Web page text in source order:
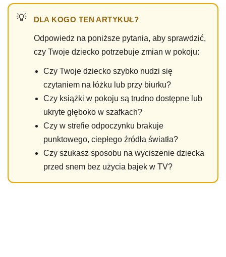
DLA KOGO TEN ARTYKUŁ?
Odpowiedz na poniższe pytania, aby sprawdzić,
czy Twoje dziecko potrzebuje zmian w pokoju:
Czy Twoje dziecko szybko nudzi się
czytaniem na łóżku lub przy biurku?
Czy książki w pokoju są trudno dostępne lub
ukryte głęboko w szafkach?
Czy w strefie odpoczynku brakuje
punktowego, ciepłego źródła światła?
Czy szukasz sposobu na wyciszenie dziecka
przed snem bez użycia bajek w TV?